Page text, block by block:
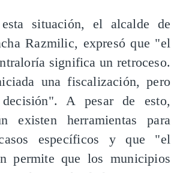
situación, el alcalde de
Razmilic, expresó que "el
significa un retroceso.
una fiscalización, pero
decisión". A pesar de esto,
existen herramientas para
específicos y que "el
permite que los municipios